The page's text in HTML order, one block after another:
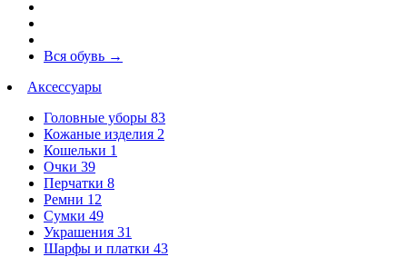
Вся обувь →
Аксессуары
Головные уборы 83
Кожаные изделия 2
Кошельки 1
Очки 39
Перчатки 8
Ремни 12
Сумки 49
Украшения 31
Шарфы и платки 43